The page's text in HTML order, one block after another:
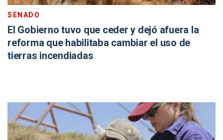
SENADO
El Gobierno tuvo que ceder y dejó afuera la
reforma que habilitaba cambiar el uso de
tierras incendiadas